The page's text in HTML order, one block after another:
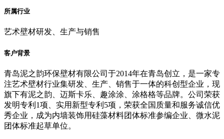
所属行业
艺术壁材研发、生产与销售
客户背景
青岛泥之韵环保壁材有限公司于2014年在青岛创立，是一家专
注艺术壁材行业集研发、生产、销售于一体的科创型企业，现
旗下有泥之韵、迈斯卡乐、趣涂涂、涂格格等品牌。公司荣获
发明专利1项、实用新型专利5项，荣获全国质量和服务诚信优
秀企业，成为内墙装饰用硅藻材料团体标准参编企业、微水泥
团体标准起草单位。